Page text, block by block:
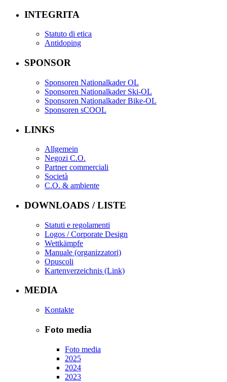
INTEGRITA
Statuto di etica
Antidoping
SPONSOR
Sponsoren Nationalkader OL
Sponsoren Nationalkader Ski-OL
Sponsoren Nationalkader Bike-OL
Sponsoren sCOOL
LINKS
Allgemein
Negozi C.O.
Partner commerciali
Società
C.O. & ambiente
DOWNLOADS / LISTE
Statuti e regolamenti
Logos / Corporate Design
Wettkämpfe
Manuale (organizzatori)
Opuscoli
Kartenverzeichnis (Link)
MEDIA
Kontakte
Foto media
Foto media
2025
2024
2023